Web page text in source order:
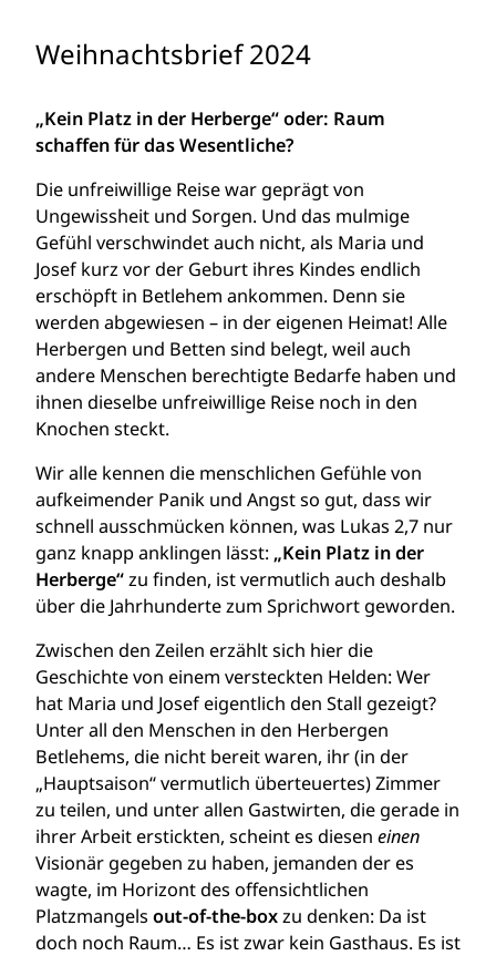
Weihnachtsbrief 2024
„Kein Platz in der Herberge“ oder: Raum
schaffen für das Wesentliche?
Die unfreiwillige Reise war geprägt von
Ungewissheit und Sorgen. Und das mulmige
Gefühl verschwindet auch nicht, als Maria und
Josef kurz vor der Geburt ihres Kindes endlich
erschöpft in Betlehem ankommen. Denn sie
werden abgewiesen – in der eigenen Heimat! Alle
Herbergen und Betten sind belegt, weil auch
andere Menschen berechtigte Bedarfe haben und
ihnen dieselbe unfreiwillige Reise noch in den
Knochen steckt.
Wir alle kennen die menschlichen Gefühle von
aufkeimender Panik und Angst so gut, dass wir
schnell ausschmücken können, was Lukas 2,7 nur
ganz knapp anklingen lässt: „Kein Platz in der
Herberge“zu finden, ist vermutlich auch deshalb
über die Jahrhunderte zum Sprichwort geworden.
Zwischen den Zeilen erzählt sich hier die
Geschichte von einem versteckten Helden: Wer
hat Maria und Josef eigentlich den Stall gezeigt?
Unter all den Menschen in den Herbergen
Betlehems, die nicht bereit waren, ihr (in der
„Hauptsaison“ vermutlich überteuertes) Zimmer
zu teilen, und unter allen Gastwirten, die gerade in
ihrer Arbeit erstickten, scheint es diesen einen
Visionär gegeben zu haben, jemanden der es
wagte, im Horizont des offensichtlichen
Platzmangels out-of-the-boxzu denken: Da ist
doch noch Raum… Es ist zwar kein Gasthaus. Es ist